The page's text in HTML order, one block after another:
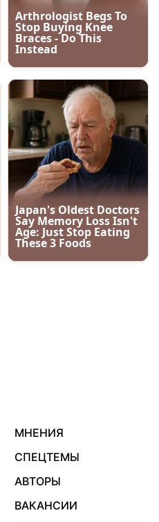
МНЕНИЯ
СПЕЦТЕМЫ
АВТОРЫ
ВАКАНСИИ